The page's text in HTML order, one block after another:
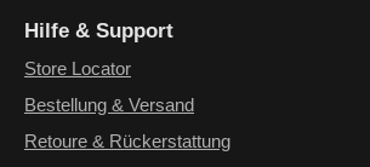
Hilfe & Support
Store Locator
Bestellung & Versand
Retoure & Rückerstattung